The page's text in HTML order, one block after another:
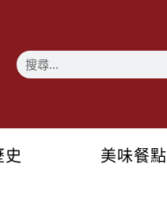
史 美味餐點